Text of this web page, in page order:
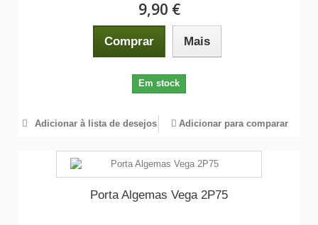
9,90 €
Comprar Mais
Em stock
Adicionar à lista de desejos Adicionar para comparar
Porta Algemas Vega 2P75